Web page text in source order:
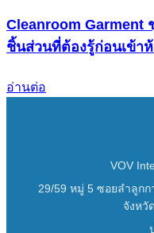
Cleanroom Garment
ชิ้นส่วนที่ต้องรู้ก่อนเข้า
อ่านต่อ
VOV
29/59 หมู่ 5 ซอยลำลูกก
จังหวั